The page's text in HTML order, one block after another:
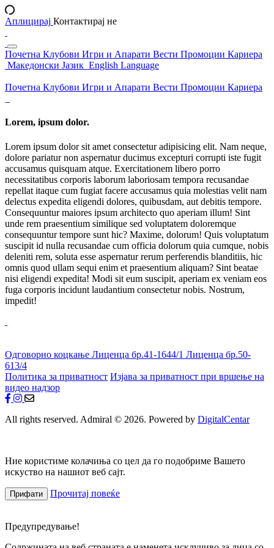
Аплицирај Контактирај не
Почетна Клубови Игри и Апарати Вести Промоции Кариера
Македонски Јазик English Language
Почетна Клубови Игри и Апарати Вести Промоции Кариера
Lorem, ipsum dolor.
Lorem ipsum dolor sit amet consectetur adipisicing elit. Nam neque,
dolore pariatur non aspernatur ducimus excepturi corrupti iste fugit
accusamus quisquam atque. Exercitationem libero porro
necessitatibus corporis laborum laboriosam tempora recusandae
repellat itaque cum fugiat facere accusamus quia molestias velit nam
delectus expedita eligendi dolores, quibusdam, aut debitis tempore.
Consequuntur maiores ipsum architecto quo aperiam illum! Sint
unde rem praesentium similique sed voluptatem doloremque
consequuntur tempore sunt hic? Maxime, dolorum! Quis voluptatum
suscipit id nulla recusandae cum officia dolorum quia cumque, nobis
deleniti rem, soluta esse aspernatur rerum perferendis blanditiis, hic
omnis quod ullam sequi enim et praesentium aliquam? Sint beatae
nisi eligendi expedita! Modi sit eum suscipit, aperiam ex veniam eos
fuga corporis incidunt laudantium consectetur nobis. Nostrum,
impedit!
Одговорно коцкање Лиценца бр.41-1644/1 Лиценца бр.50-
613/4
Политика за приватност Изјава за приватност при вршење на
видео надзор
All rights reserved. Admiral © 2026. Powered by DigitalCentar
Ние користиме колачиња со цел да го подобриме Вашето
искуство на нашиот веб сајт.
Прифати Прочитај повеќе
Предупредување!